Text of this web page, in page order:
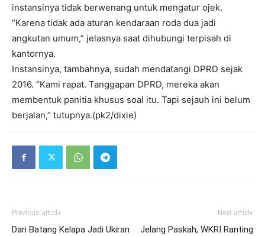
instansinya tidak berwenang untuk mengatur ojek.
“Karena tidak ada aturan kendaraan roda dua jadi
angkutan umum,” jelasnya saat dihubungi terpisah di
kantornya.
Instansinya, tambahnya, sudah mendatangi DPRD sejak
2016. “Kami rapat. Tanggapan DPRD, mereka akan
membentuk panitia khusus soal itu. Tapi sejauh ini belum
berjalan,” tutupnya.(pk2/dixie)
Previous article
Dari Batang Kelapa Jadi Ukiran
Next article
Jelang Paskah, WKRI Ranting